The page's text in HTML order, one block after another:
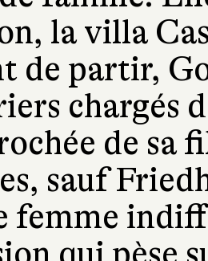
la villa
de partir,
chargés
de sa
sauf
femme